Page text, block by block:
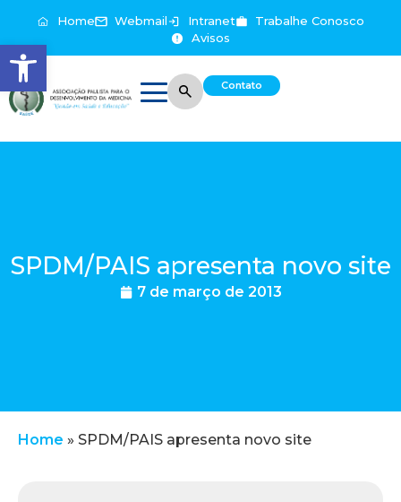
Abrir a barra de ferramentas
Home Webmail Intranet
Trabalhe Conosco
Avisos
Contato
SPDM/PAIS apresenta novo site
7 de março de 2013
Home » SPDM/PAIS apresenta novo site